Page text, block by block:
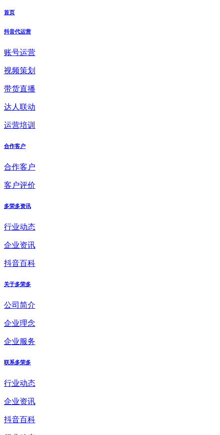
首页
抖音代运营
账号运营
视频策划
带货直播
达人联动
运营培训
合作客户
合作客户
客户评价
多荣多资讯
行业动态
企业资讯
抖音百科
关于多荣多
公司简介
企业理念
企业服务
联系多荣多
行业动态
企业资讯
抖音百科